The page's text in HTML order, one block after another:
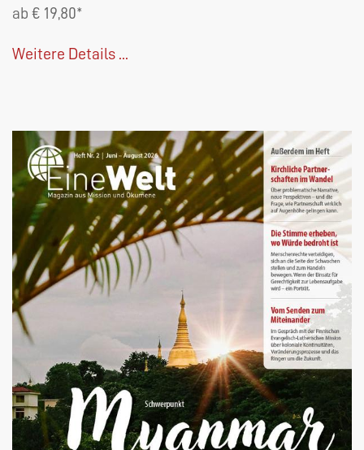
ab € 19,80*
Weitere Details ...